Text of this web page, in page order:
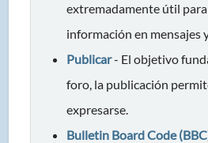
extremadamente útil
información en mensajes
Publicar- El objetivo
foro, la publicación
expresarse.
Bulletin Board Code